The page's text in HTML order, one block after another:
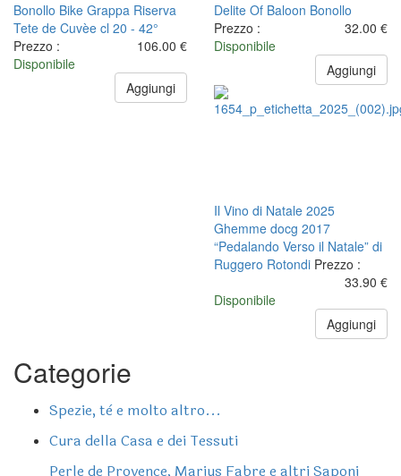
Bonollo Bike Grappa Riserva
Tete de Cuvèe cl 20 - 42°
Prezzo :
106.00 €
Disponibile
Aggiungi
Delite Of Baloon Bonollo
Prezzo :
32.00 €
Disponibile
Aggiungi
Il Vino di Natale 2025
Ghemme docg 2017
“Pedalando Verso il Natale” di
Ruggero Rotondi Prezzo :
33.90 €
Disponibile
Aggiungi
Categorie
Spezie, tè e molto altro...
Cura della Casa e dei Tessuti
Perle de Provence, Marius Fabre e altri Saponi